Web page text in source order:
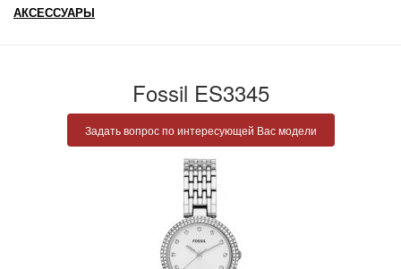
АКСЕССУАРЫ
Fossil ES3345
Задать вопрос по интересующей Вас модели